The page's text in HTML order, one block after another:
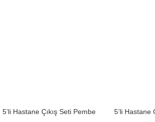
5’li Hastane Çıkış Seti Pembe
5’li Hastane